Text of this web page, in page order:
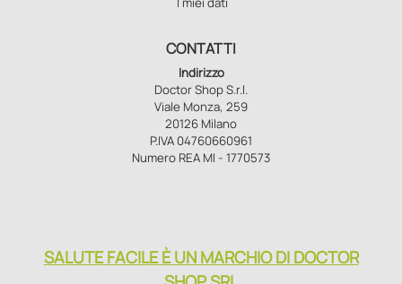
CONTATTI
Indirizzo
Doctor Shop S.r.l.
Viale Monza, 259
20126 Milano
P.IVA 04760660961
Numero REA MI - 1770573
SALUTE FACILE È UN MARCHIO DI DOCTOR